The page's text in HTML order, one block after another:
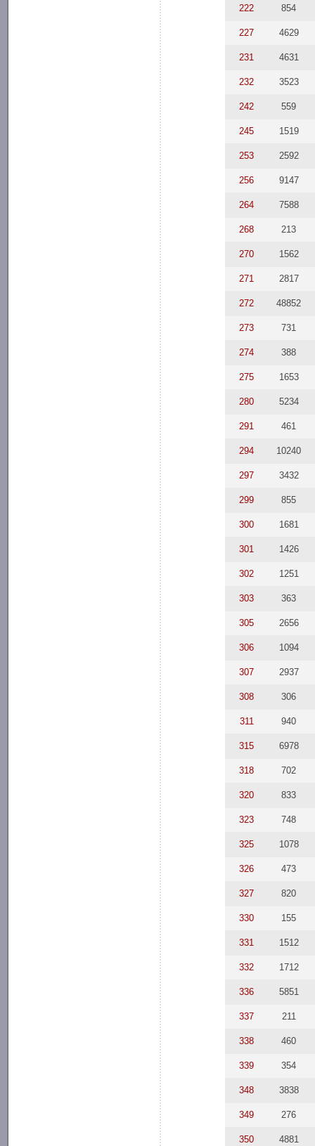
222 854
227 4629
231 4631
232 3523
242 559
245 1519
253 2592
256 9147
264 7588
268 213
270 1562
271 2817
272 48852
273 731
274 388
275 1653
280 5234
291 461
294 10240
297 3432
299 855
300 1681
301 1426
302 1251
303 363
305 2656
306 1094
307 2937
308 306
311 940
315 6978
318 702
320 833
323 748
325 1078
326 473
327 820
330 155
331 1512
332 1712
336 5851
337 211
338 460
339 354
348 3838
349 276
350 4881